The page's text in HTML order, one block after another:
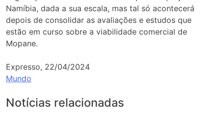
Namíbia, dada a sua escala, mas tal só acontecerá
depois de consolidar as avaliações e estudos que
estão em curso sobre a viabilidade comercial de
Mopane.
Expresso, 22/04/2024
Mundo
Notícias relacionadas